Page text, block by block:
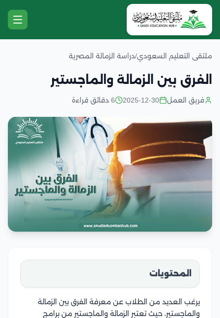
ملتقى التعليم السعودي/دراسة الزمالة المصرية
الفرق بين الزمالة والماجستير
فريق العمل 2025-12-30 6 دقائق قراءة
المحتويات
يرغب العديد من الطلاب عن معرفة الفرق بين الزمالة
والماجستير، حيث تعتبر الزمالة والماجستير من برامج